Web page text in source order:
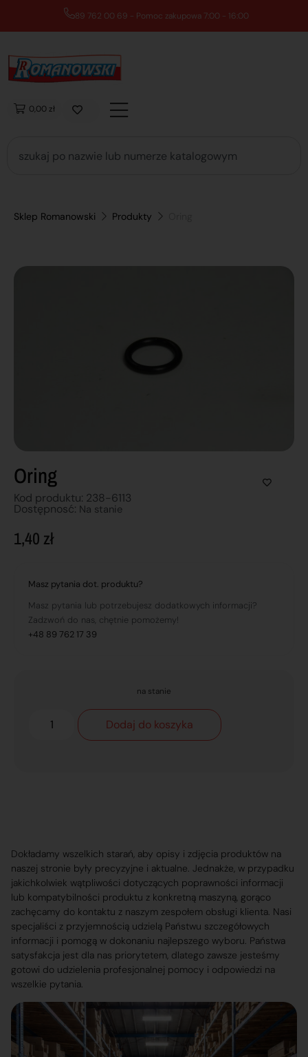
89 762 00 69 - Pomoc zakupowa 7:00 - 16:00
0,00 zł
Sklep Romanowski Produkty
Oring
Kod produktu: 238-6113
Dostępnosć: Na stanie
1,40 zł
Masz pytania dot. produktu?
Masz pytania lub potrzebujesz dodatkowych informacji?
Zadzwoń do nas, chętnie pomożemy!
+48 89 762 17 39
na stanie
Dodaj do koszyka
Dokładamy wszelkich starań, aby opisy i zdjęcia produktów na
naszej stronie były precyzyjne i aktualne. Jednakże, w przypadku
jakichkolwiek wątpliwości dotyczących poprawności informacji
lub kompatybilności produktu z konkretną maszyną, gorąco
zachęcamy do kontaktu z naszym zespołem obsługi klienta. Nasi
specjaliści z przyjemnością udzielą Państwu szczegółowych
informacji i pomogą w dokonaniu najlepszego wyboru. Państwa
satysfakcja jest dla nas priorytetem, dlatego zawsze jesteśmy
gotowi do udzielenia profesjonalnej pomocy i odpowiedzi na
wszelkie pytania.